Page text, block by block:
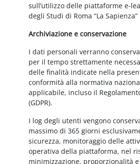
sull’utilizzo delle piattaforme e-
degli Studi di Roma “La Sapienza”
Archiviazione e conservazione
I dati personali verranno
per il tempo strettamente
delle finalità indicate nella
conformità alla normativa
applicabile, incluso il
(GDPR).
I log degli utenti vengono
massimo di 365 giorni
sicurezza, monitoraggio delle
operativa della piattaforma, nel
minimizzazione, proporzionalità